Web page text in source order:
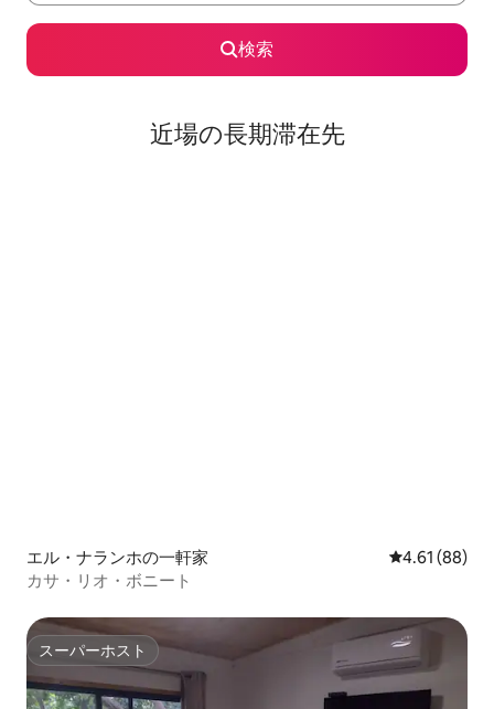
検索
近場の長期滞在先
エル・ナランホの一軒家 レビュー88
4.61 (88)
カサ・リオ・ボニート
スーパーホスト
スーパーホスト